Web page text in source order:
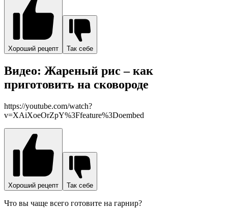
Хороший рецепт Так себе
Видео: Жареный рис – как
приготовить на сковороде
https://youtube.com/watch?
v=XAiXoeOrZpY%3Ffeature%3Doembed
Хороший рецепт Так себе
Что вы чаще всего готовите на гарнир?